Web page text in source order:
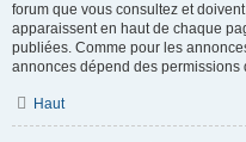
forum que vous consultez et
apparaissent en haut de chaque
publiées. Comme pour les
annonces dépend des permissions
Haut